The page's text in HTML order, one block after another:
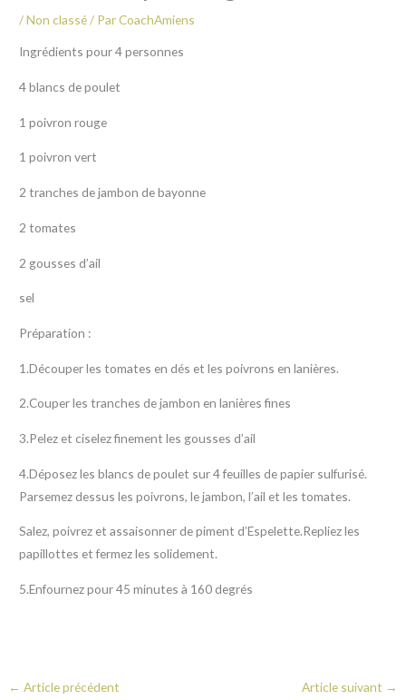
/Non classé/ ParCoachAmiens
Ingrédients pour 4 personnes
4 blancs de poulet
1 poivron rouge
1 poivron vert
2 tranches de jambon de bayonne
2 tomates
2 gousses d’ail
sel
Préparation :
1.Découper les tomates en dés et les poivrons en lanières.
2.Couper les tranches de jambon en lanières fines
3.Pelez et ciselez finement les gousses d’ail
4.Déposez les blancs de poulet sur 4 feuilles de papier sulfurisé.
Parsemez dessus les poivrons, le jambon, l’ail et les tomates.
Salez, poivrez et assaisonner de piment d’Espelette.Repliez les
papillottes et fermez les solidement.
5.Enfournez pour 45 minutes à 160 degrés
← Article précédent Article suivant →